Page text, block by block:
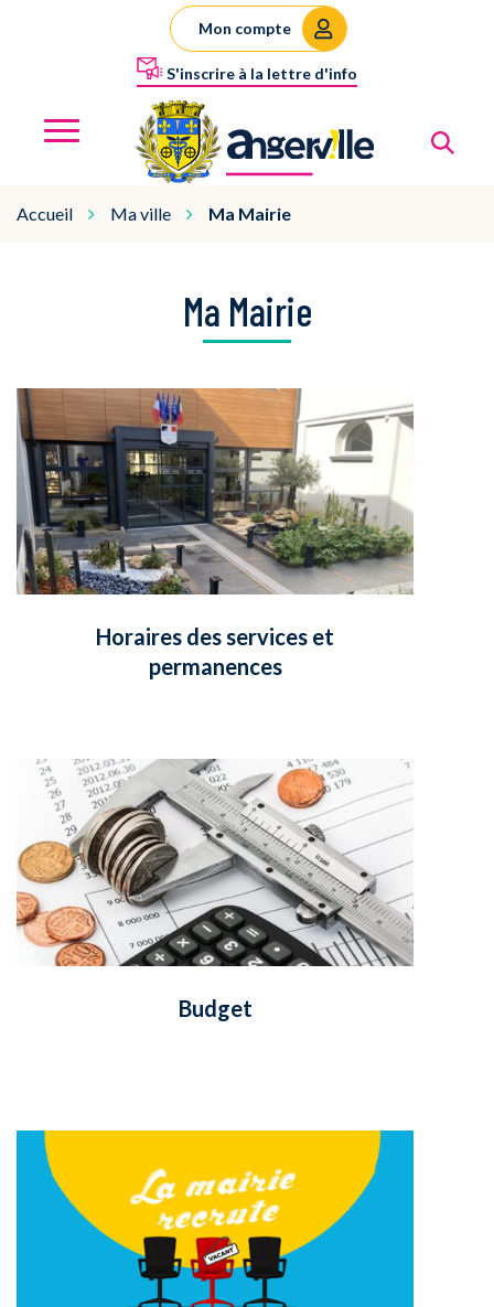
S'inscrire à la lettre d'info
Mon compte
Angerville
Accueil Ma ville Ma Mairie
Ma Mairie
Horaires des services et
permanences
Budget